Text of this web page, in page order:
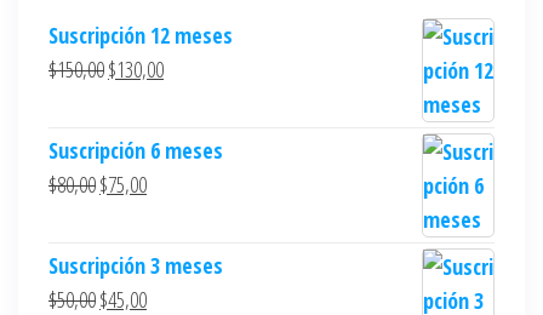
Suscripción 12 meses
$150,00$130,00
Suscripción 6 meses
$80,00$75,00
Suscripción 3 meses
$50,00$45,00